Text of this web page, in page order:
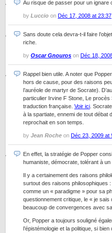
Au risque de passer pour un ignare
by Luccio on Déc 17, 2008 at 23:37
Sans doute cela devra-t-il faire
riche.
by Oscar Gnouros on Déc 18,
Rappel bien utile. A noter que
hors de cause, pour des raisons
l’auréole de martyr de Socrate).
particulier Irvine F Stone, Le
traduction française. Voir ici .
à la spartiate, ennemi de tout débat
reprochait en son temps.
by Jean Roche on Déc 23, 2009 at
En effet, la stratégie de Popper
humaniste, démocrate, tolérant à
Il y a certainement des raisons
surtout des raisons philosophiques
comme un « paradigme » pour sa
questionnement critique, le « je
beaucoup de convergences avec
Or, Popper a toujours souligné
l’épistémologie et la politique, si bien